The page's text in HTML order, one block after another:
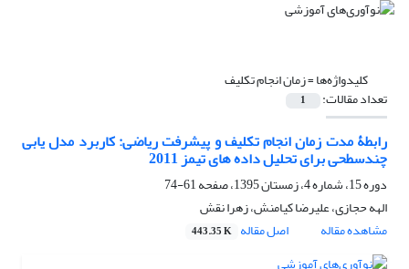
کلیدواژه‌ها =زمان انجام تکلیف
تعداد مقالات: 1
رابطۀ مدت زمان انجام تکلیف و پیشرفت ریاضی: کاربرد مدل یابی
چندسطحی برای تحلیل داده های تیمز 2011
دوره 15، شماره 4، زمستان 1395، صفحه
61-74
الهه حجازی، علیرضا کیامنش، زهرا نقش
مشاهده مقاله
اصل مقاله 443.35 K